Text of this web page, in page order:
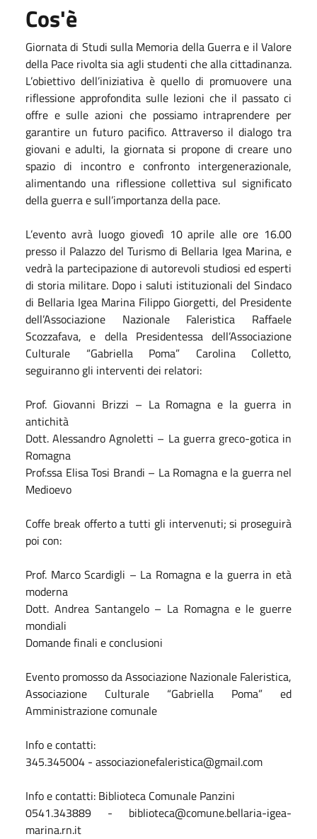
Cos'è
Giornata di Studi sulla Memoria della Guerra e il Valore
della Pace rivolta sia agli studenti che alla cittadinanza.
L’obiettivo dell’iniziativa è quello di promuovere una
riflessione approfondita sulle lezioni che il passato ci
offre e sulle azioni che possiamo intraprendere per
garantire un futuro pacifico. Attraverso il dialogo tra
giovani e adulti, la giornata si propone di creare uno
spazio di incontro e confronto intergenerazionale,
alimentando una riflessione collettiva sul significato
della guerra e sull’importanza della pace.
L’evento avrà luogo giovedì 10 aprile alle ore 16.00
presso il Palazzo del Turismo di Bellaria Igea Marina, e
vedrà la partecipazione di autorevoli studiosi ed esperti
di storia militare. Dopo i saluti istituzionali del Sindaco
di Bellaria Igea Marina Filippo Giorgetti, del Presidente
dell’Associazione Nazionale Faleristica Raffaele
Scozzafava, e della Presidentessa dell’Associazione
Culturale “Gabriella Poma” Carolina Colletto,
seguiranno gli interventi dei relatori:
Prof. Giovanni Brizzi – La Romagna e la guerra in
antichità
Dott. Alessandro Agnoletti – La guerra greco-gotica in
Romagna
Prof.ssa Elisa Tosi Brandi – La Romagna e la guerra nel
Medioevo
Coffe break offerto a tutti gli intervenuti; si proseguirà
poi con:
Prof. Marco Scardigli – La Romagna e la guerra in età
moderna
Dott. Andrea Santangelo – La Romagna e le guerre
mondiali
Domande finali e conclusioni
Evento promosso da Associazione Nazionale Faleristica,
Associazione Culturale “Gabriella Poma” ed
Amministrazione comunale
Info e contatti:
345.345004 - associazionefaleristica@gmail.com
Info e contatti: Biblioteca Comunale Panzini
0541.343889 - biblioteca@comune.bellaria-igea-
marina.rn.it